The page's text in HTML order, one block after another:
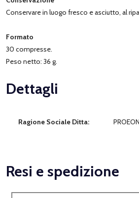
Conservare in luogo fresco e asciutto, al
Formato
30 compresse.
Peso netto: 36 g.
Dettagli
Ragione Sociale Ditta:
Resi e spedizione